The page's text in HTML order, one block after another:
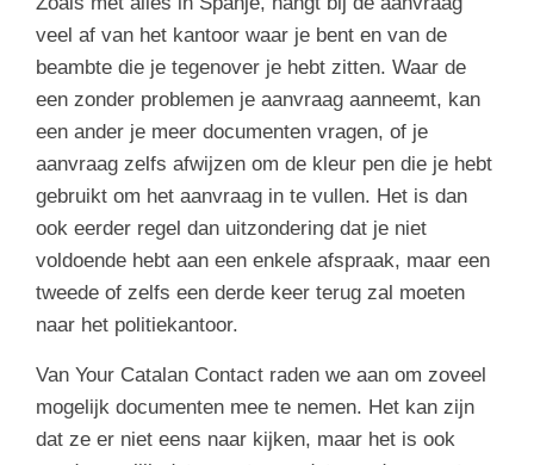
veel af van het kantoor waar je bent en van de
beambte die je tegenover je hebt zitten. Waar de
een zonder problemen je aanvraag aanneemt, kan
een ander je meer documenten vragen, of je
aanvraag zelfs afwijzen om de kleur pen die je hebt
gebruikt om het aanvraag in te vullen. Het is dan
ook eerder regel dan uitzondering dat je niet
voldoende hebt aan een enkele afspraak, maar een
tweede of zelfs een derde keer terug zal moeten
naar het politiekantoor.
Van Your Catalan Contact raden we aan om zoveel
mogelijk documenten mee te nemen. Het kan zijn
dat ze er niet eens naar kijken, maar het is ook